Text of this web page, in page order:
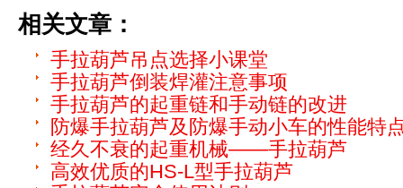
相关文章：
手拉葫芦吊点选择小课堂
手拉葫芦倒装焊灌注意事项
手拉葫芦的起重链和手动链的改进
防爆手拉葫芦及防爆手动小车的性能特
经久不衰的起重机械——手拉葫芦
高效优质的HS-L型手拉葫芦